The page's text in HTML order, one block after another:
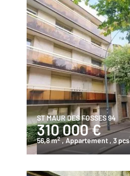
ST MAUR DES FOSSES 94
310 000 €
56,8 m2 , Appartement , 3 pcs